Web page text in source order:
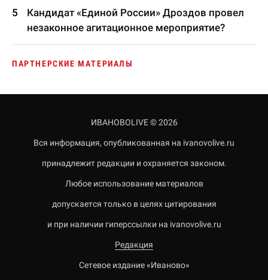
Кандидат «Единой России» Дроздов провел
незаконное агитационное мероприятие?
ПАРТНЕРСКИЕ МАТЕРИАЛЫ
ИВАНОВОLIVE © 2026
Вся информация, опубликованная на ivanovolive.ru
принадлежит редакции и охраняется законом.
Любое использование материалов
допускается только в целях цитирования
и при наличии гиперссылки на ivanovolive.ru
Редакция
Сетевое издание «Иваново»